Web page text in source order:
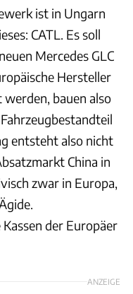
ist in Ungarn
CATL. Es soll
Mercedes GLC
Hersteller
bauen also
entsteht also nicht
China in
zwar in Europa,
der Europäer
ANZEIGE